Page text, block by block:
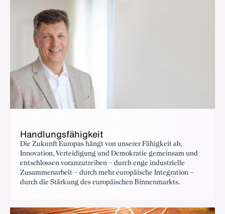
Handlungsfähigkeit
Die Zukunft Europas hängt von unserer Fähigkeit ab,
Innovation, Verteidigung und Demokratie gemeinsam und
entschlossen voranzutreiben – durch enge industrielle
Zusammenarbeit – durch mehr europäische Integration –
durch die Stärkung des europäischen Binnenmarkts.